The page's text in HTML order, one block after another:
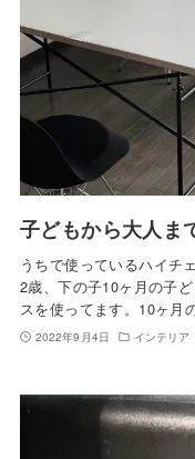
子どもから大人ま
うちで使っているハイチ
2歳、下の子10ヶ月の子
スを使ってます。10ヶ月
2022年9月4日 インテリア